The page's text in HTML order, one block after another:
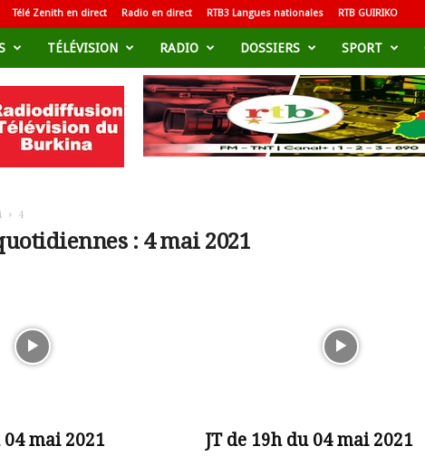
Télé Zenith en direct Radio en direct RTB3 Langues nationales RTB GUIRIKO
TÉLÉVISION RADIO DOSSIERS SPORT
4
: 4 mai 2021
04 mai 2021 JT de 19h du 04 mai 2021